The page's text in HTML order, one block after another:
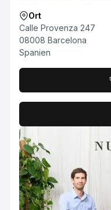
Ort
Calle Provenza 247
08008 Barcelona
Spanien